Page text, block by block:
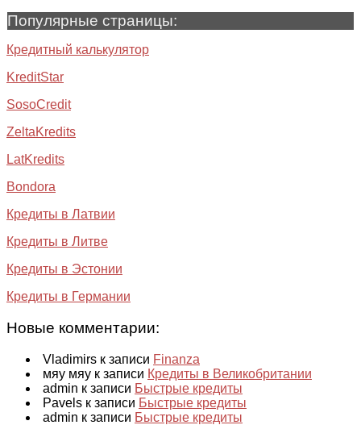
Популярные страницы:
Кредитный калькулятор
KreditStar
SosoCredit
ZeltaKredits
LatKredits
Bondora
Кредиты в Латвии
Кредиты в Литве
Кредиты в Эстонии
Кредиты в Германии
Новые комментарии:
Vladimirs к записи Finanza
мяу мяу к записи Кредиты в Великобритании
admin к записи Быстрые кредиты
Pavels к записи Быстрые кредиты
admin к записи Быстрые кредиты